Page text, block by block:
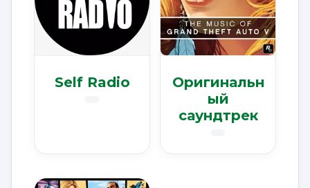
Self Radio
Оригинальн
ый
саундтрек